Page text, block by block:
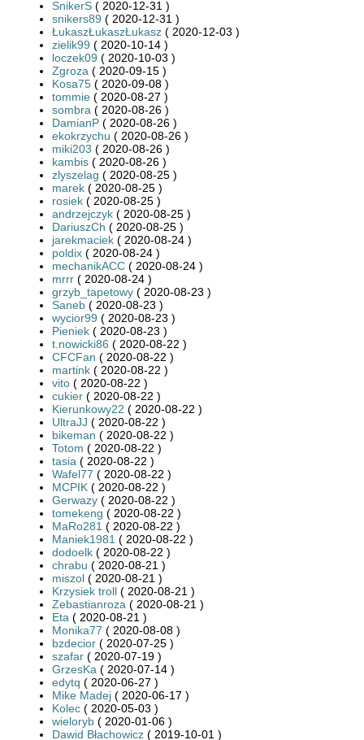
SnikerS ( 2020-12-31 )
snikers89 ( 2020-12-31 )
ŁukaszŁukaszŁukasz ( 2020-12-03 )
zielik99 ( 2020-10-14 )
loczek09 ( 2020-10-03 )
Zgroza ( 2020-09-15 )
Kosa75 ( 2020-09-08 )
tommie ( 2020-08-27 )
sombra ( 2020-08-26 )
DamianP ( 2020-08-26 )
ekokrzychu ( 2020-08-26 )
miki203 ( 2020-08-26 )
kambis ( 2020-08-26 )
zlyszelag ( 2020-08-25 )
marek ( 2020-08-25 )
rosiek ( 2020-08-25 )
andrzejczyk ( 2020-08-25 )
DariuszCh ( 2020-08-25 )
jarekmaciek ( 2020-08-24 )
poldix ( 2020-08-24 )
mechanikACC ( 2020-08-24 )
mrrr ( 2020-08-24 )
grzyb_tapetowy ( 2020-08-23 )
Saneb ( 2020-08-23 )
wycior99 ( 2020-08-23 )
Pieniek ( 2020-08-23 )
t.nowicki86 ( 2020-08-22 )
CFCFan ( 2020-08-22 )
martink ( 2020-08-22 )
vito ( 2020-08-22 )
cukier ( 2020-08-22 )
Kierunkowy22 ( 2020-08-22 )
UltraJJ ( 2020-08-22 )
bikeman ( 2020-08-22 )
Totom ( 2020-08-22 )
tasia ( 2020-08-22 )
Wafel77 ( 2020-08-22 )
MCPIK ( 2020-08-22 )
Gerwazy ( 2020-08-22 )
tomekeng ( 2020-08-22 )
MaRo281 ( 2020-08-22 )
Maniek1981 ( 2020-08-22 )
dodoelk ( 2020-08-22 )
chrabu ( 2020-08-21 )
miszol ( 2020-08-21 )
Krzysiek troll ( 2020-08-21 )
Zebastianroza ( 2020-08-21 )
Eta ( 2020-08-21 )
Monika77 ( 2020-08-08 )
bzdecior ( 2020-07-25 )
szafar ( 2020-07-19 )
GrzesKa ( 2020-07-14 )
edytq ( 2020-06-27 )
Mike Madej ( 2020-06-17 )
Kolec ( 2020-05-03 )
wieloryb ( 2020-01-06 )
Dawid Błachowicz ( 2019-10-01 )